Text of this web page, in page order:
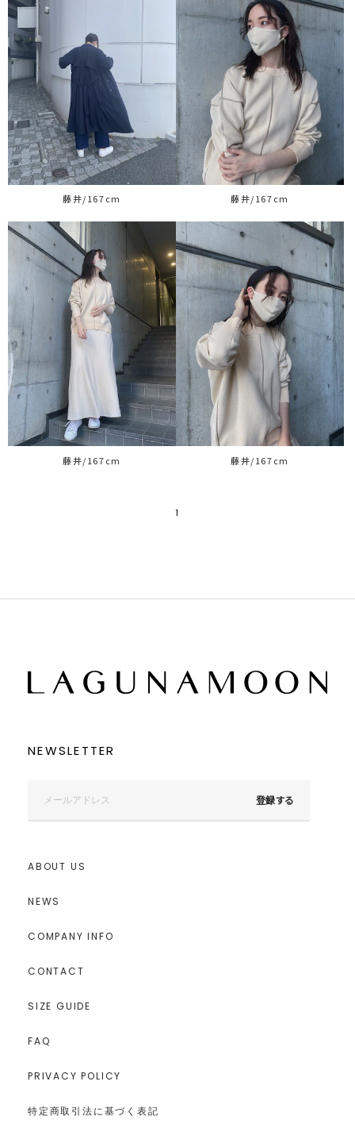
藤井/167cm 藤井/167cm
藤井/167cm 藤井/167cm
1
NEWSLETTER
登録する
ABOUT US
NEWS
COMPANY INFO
CONTACT
SIZE GUIDE
FAQ
PRIVACY POLICY
特定商取引法に基づく表記